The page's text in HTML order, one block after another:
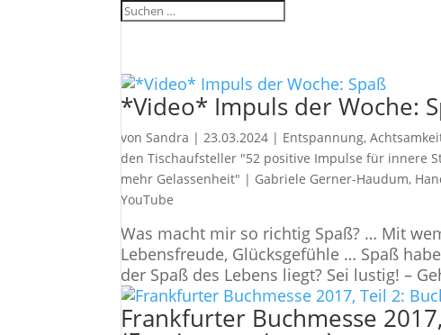
*Video* Impuls der Woche:
vonSandra |23.03.2024 | Entspannung,
den Tischaufsteller "52 positive Impulse für innere
mehr Gelassenheit" | Gabriele Gerner-Haudum,
YouTube
Was macht mir so richtig Spaß? … Mit
Lebensfreude, Glücksgefühle … Spaß
der Spaß des Lebens liegt? Sei lustig! –
Frankfurter Buchmesse